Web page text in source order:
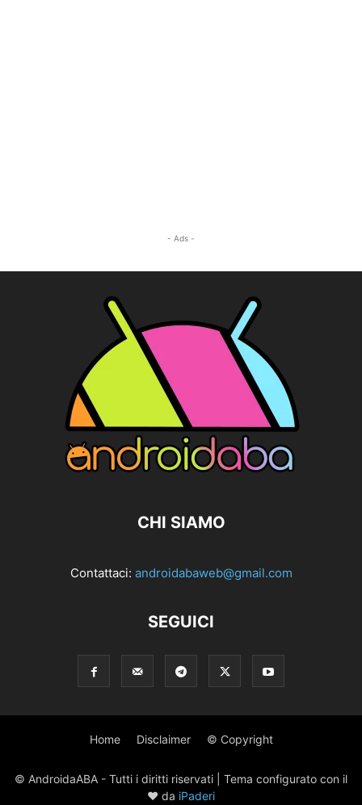
- Ads -
CHI SIAMO
Contattaci: androidabaweb@gmail.com
SEGUICI
Home Disclaimer © Copyright
© AndroidaABA - Tutti i diritti riservati | Tema configurato con il
♥ da iPaderi